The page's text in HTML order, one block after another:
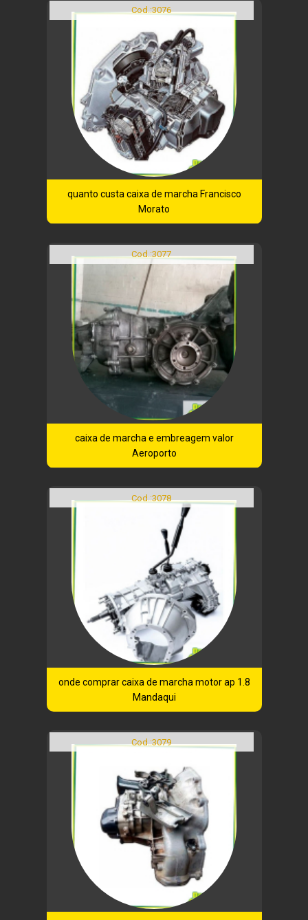
Cod.:3076
quanto custa caixa de marcha Francisco
Morato
Cod.:3077
caixa de marcha e embreagem valor
Aeroporto
Cod.:3078
onde comprar caixa de marcha motor ap 1.8
Mandaqui
Cod.:3079